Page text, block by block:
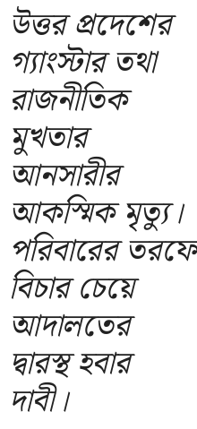
উত্তর প্রদেশের
গ্যাংস্টার তথা
রাজনীতিক
মুখতার
আনসারীর
আকস্মিক মৃত্যু।
পরিবারের তরফে
বিচার চেয়ে
আদালতের
দ্বারস্থ হবার
দাবী।